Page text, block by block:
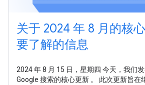
关于 2024 年 8 月的核
要了解的信息
2024 年 8 月 15 日，星期四 今天，我们
Google 搜索的核心更新 。 此次更新旨在